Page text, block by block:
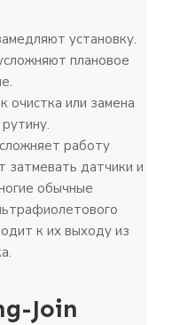
установку.
плановое
очистка или замена
работу
затмевать датчики и
обычные
к их выходу из
Join